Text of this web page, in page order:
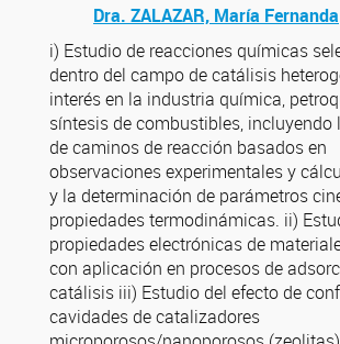
Dra. ZALAZAR, María Fernanda
i) Estudio de reacciones químicas
dentro del campo de catálisis
interés en la industria química,
síntesis de combustibles, incluyendo
de caminos de reacción basados en
observaciones experimentales y
y la determinación de parámetros
propiedades termodinámicas. ii)
propiedades electrónicas de
con aplicación en procesos de
catálisis iii) Estudio del efecto de
cavidades de catalizadores